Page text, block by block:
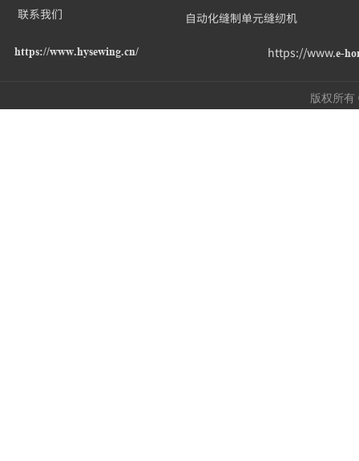
联系我们
自动化缝制单元缝纫机
版权所
https://www.hysewing.cn/ https://www.e-